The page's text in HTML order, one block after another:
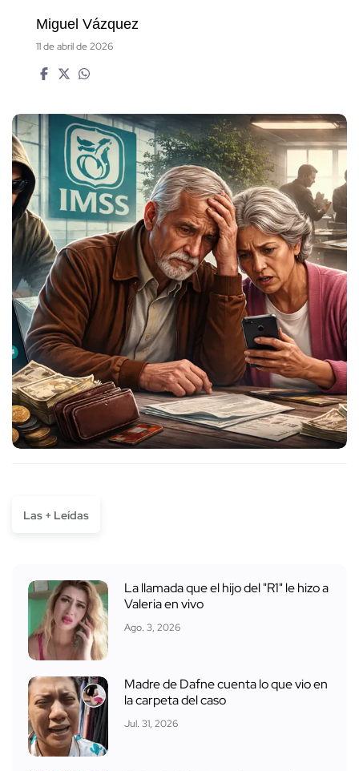
Miguel Vázquez
11 de abril de 2026
Las + Leídas
La llamada que el hijo del "R1" le hizo a
Valeria en vivo
Ago. 3, 2026
Madre de Dafne cuenta lo que vio en
la carpeta del caso
Jul. 31, 2026